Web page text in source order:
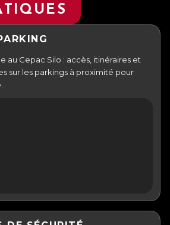
au Cepac Silo : accès, itinéraires et
sur les parkings à proximité pour